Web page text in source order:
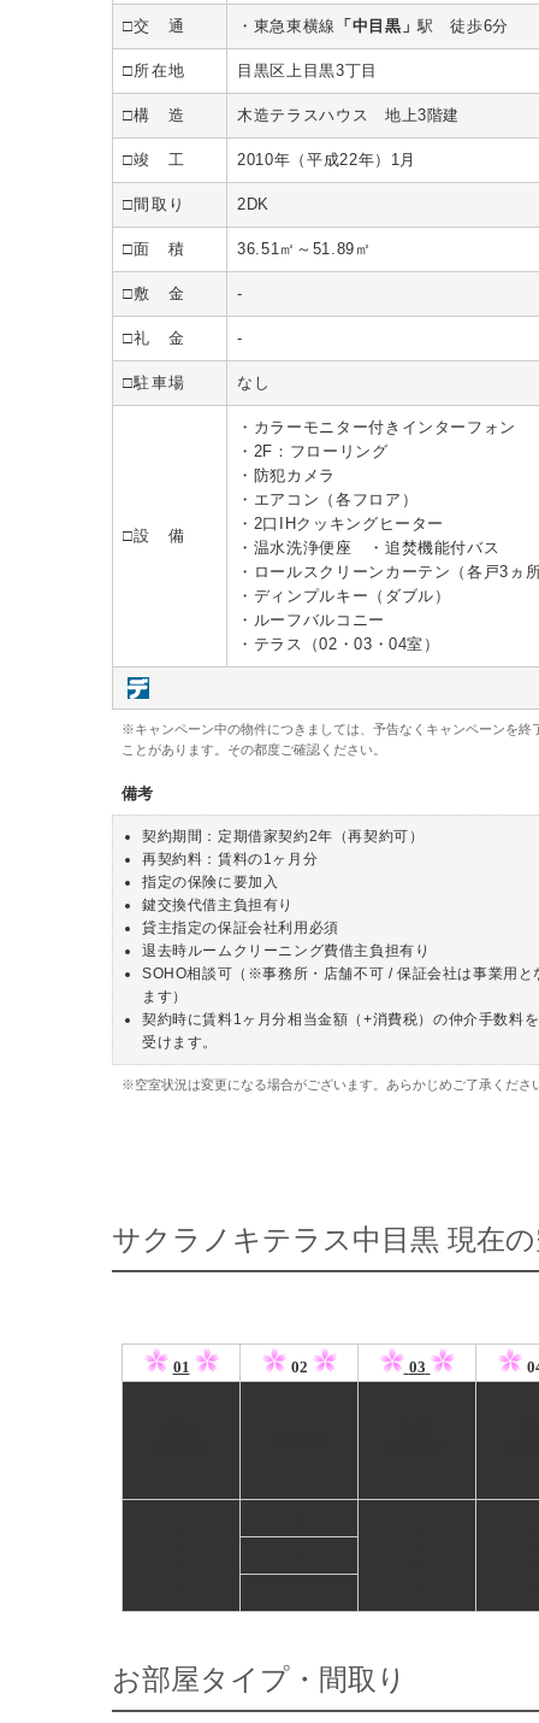
□交 通 ・東急東横線 「中目黒」駅 徒歩6分
□所在地 目黒区上目黒3丁目
□構 造 木造テラスハウス 地上3階建
□竣 工 2010年（平成22年）1月
□間取り 2DK
□面 積 36.51㎡～51.89㎡
□敷 金 -
□礼 金 -
□駐車場 なし
□設 備
・カラーモニター付きインターフォン
・2F：フローリング
・防犯カメラ
・エアコン（各フロア）
・2口IHクッキングヒーター
・温水洗浄便座 ・追焚機能付バス
・ロールスクリーンカーテン（各戸3ヵ
・ディンプルキー（ダブル）
・ルーフバルコニー
・テラス（02・03・04室）
※キャンペーン中の物件につきましては、予告なくキャンペーンを終
ことがあります。その都度ご確認ください。
備考
契約期間：定期借家契約2年（再契約可）
再契約料：賃料の1ヶ月分
指定の保険に要加入
鍵交換代借主負担有り
貸主指定の保証会社利用必須
退去時ルームクリーニング費借主負担有り
SOHO相談可（※事務所・店舗不可 / 保証会社は事業用と
ます）
契約時に賃料1ヶ月分相当金額（+消費税）の仲介手数料
受けます。
※空室状況は変更になる場合がございます。あらかじめご了承くださ
サクラノキテラス中目黒 現在
01 02 03
お部屋タイプ・間取り